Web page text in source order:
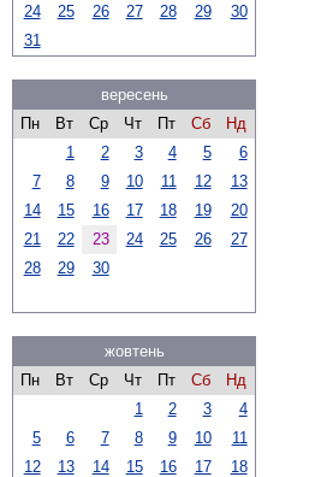
24
25 26 27 28 29
30
31
вересень
Пн
Вт Ср Чт Пт Сб
Нд
1
2 3 4 5
6
7
8 9 10 11 12
13
14
15 16 17 18 19
20
21
22 23 24 25 26
27
28
29 30
жовтень
Пн
Вт Ср Чт Пт Сб
Нд
1
2 3
4
5
6 7 8 9 10
11
12
13 14 15 16 17
18